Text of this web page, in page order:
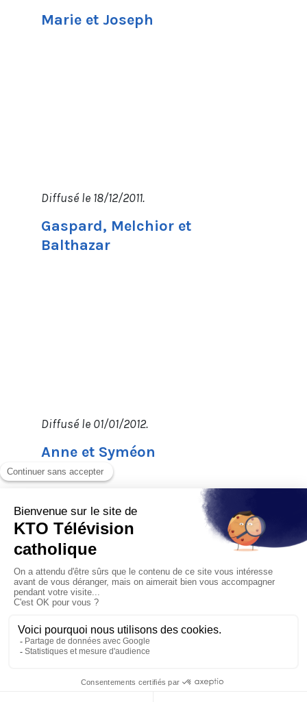
Marie et Joseph
Diffusé le 18/12/2011.
Gaspard, Melchior et
Balthazar
Diffusé le 01/01/2012.
Anne et Syméon
Diffusé le 08/01/2012.
↑ Haut de page ↑